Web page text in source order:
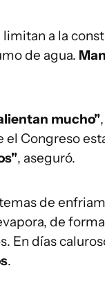
a la
de agua.
mucho"
el Congreso
, aseguró.
de
de
En días
.